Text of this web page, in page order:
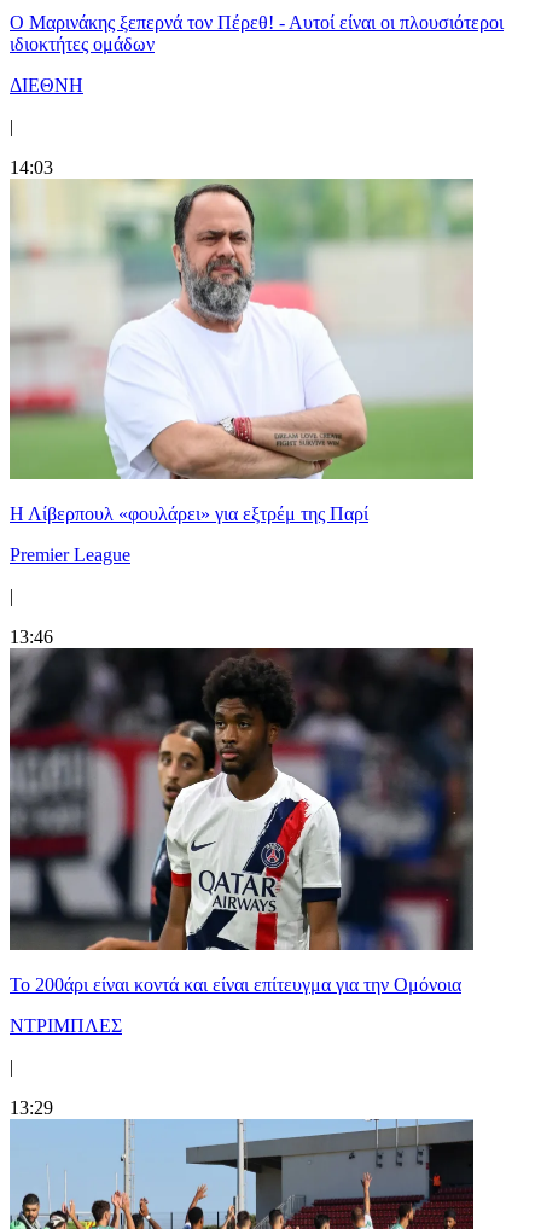
Ο Μαρινάκης ξεπερνά τον Πέρεθ! - Αυτοί είναι οι πλουσιότεροι
ιδιοκτήτες ομάδων
ΔΙΕΘΝΗ
|
14:03
Η Λίβερπουλ «φουλάρει» για εξτρέμ της Παρί
Premier League
|
13:46
Το 200άρι είναι κοντά και είναι επίτευγμα για την Ομόνοια
ΝΤΡΙΜΠΛΕΣ
|
13:29